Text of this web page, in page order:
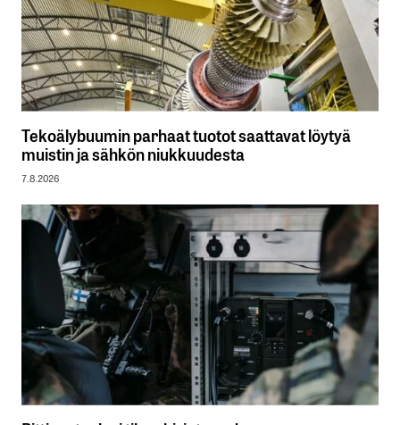
Tekoälybuumin parhaat tuotot saattavat löytyä
muistin ja sähkön niukkuudesta
7.8.2026